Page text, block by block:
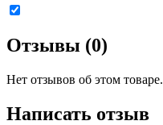
Отзывы (0)
Нет отзывов об этом товаре.
Написать отзыв